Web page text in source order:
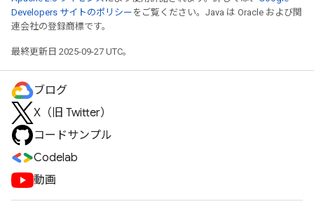
Developers サイトのポリシー をご覧ください。Java は Oracle および関
連会社の登録商標です。
最終更新日 2025-09-27 UTC。
ブログ
X（旧 Twitter）
コードサンプル
Codelab
動画